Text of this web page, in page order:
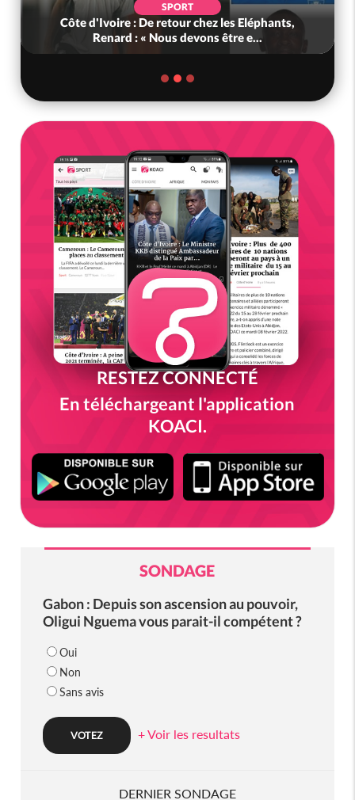
SPORT
Côte d'Ivoire : De retour chez les Eléphants,
Renard : « Nous devons être e...
RESTEZ CONNECTÉ
En téléchargeant l'application
KOACI.
SONDAGE
Gabon : Depuis son ascension au pouvoir,
Oligui Nguema vous parait-il compétent ?
Oui
Non
Sans avis
+ Voir les resultats
DERNIER SONDAGE